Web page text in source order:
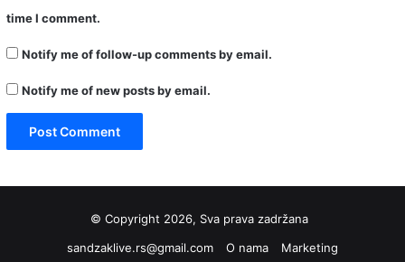
time I comment.
Notify me of follow-up comments by email.
Notify me of new posts by email.
© Copyright 2026, Sva prava zadržana
sandzaklive.rs@gmail.com
O nama Marketing